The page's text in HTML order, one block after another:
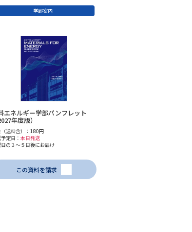
学部案内
エネルギー学部パンフレット
年度版）
送料含）：180円
定日： 本日発送
の３～５日後にお届け
この資料を請求